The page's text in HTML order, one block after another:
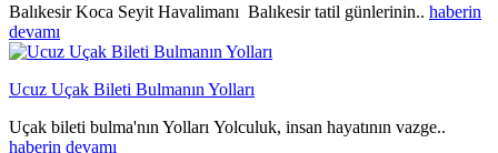
Balıkesir Koca Seyit Havalimanı Balıkesir tatil günlerinin.. haberin
devamı
Ucuz Uçak Bileti Bulmanın Yolları
Uçak bileti bulma'nın Yolları Yolculuk, insan hayatının vazge..
haberin devamı